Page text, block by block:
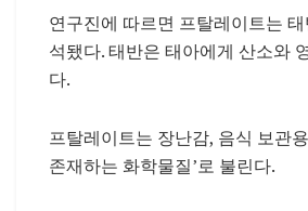
연구진에 따르면 프탈레이트는
석됐다. 태반은 태아에게 산소와
다.
프탈레이트는 장난감, 음식 보관
존재하는 화학물질’로 불린다.